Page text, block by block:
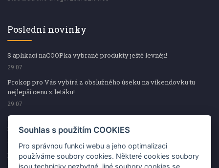
Poslední novinky
S aplikací naCOOPka vybrané produkty ještě levněji!
29.07
Prokop pro Vás vybírá z obslužného úseku na víkendovku tu
nejlepší cenu z letáku!
29.07
Prokop pro Vás vybírá z obslužného úseku na víkendovku tu
nejlepší cenu z letáku!
Kup špekáčky od Váhaly a vyhraj s naCOOPkou sekerku Fiskars
Souhlas s použitím COOKIES
Pro správnou funkci webu a jeho optimalizaci
používáme soubory cookies. Některé cookies soubory
jsou technicky nezbytné, jiné soubory cookies se